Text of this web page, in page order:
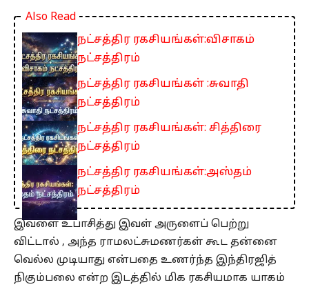
Also Read
நட்சத்திர ரகசியங்கள்:விசாகம்
நட்சத்திரம்
நட்சத்திர ரகசியங்கள் :சுவாதி
நட்சத்திரம்
நட்சத்திர ரகசியங்கள்: சித்திரை
நட்சத்திரம்
நட்சத்திர ரகசியங்கள்:அஸ்தம்
நட்சத்திரம்
இவளை உபாசித்து இவள் அருளைப் பெற்று
விட்டால் , அந்த ராமலட்சுமணர்கள் கூட தன்னை
வெல்ல முடியாது என்பதை உணர்ந்த இந்திரஜித்
நிகும்பலை என்ற இடத்தில் மிக ரகசியமாக யாகம்